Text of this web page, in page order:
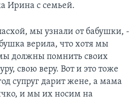
Ирина с семьей.
мы узнали от бабушки, -
верила, что хотя мы
должны помнить своих
свою веру. Вот и это тоже
супруг дарит жене, а мама
и мы их носим на